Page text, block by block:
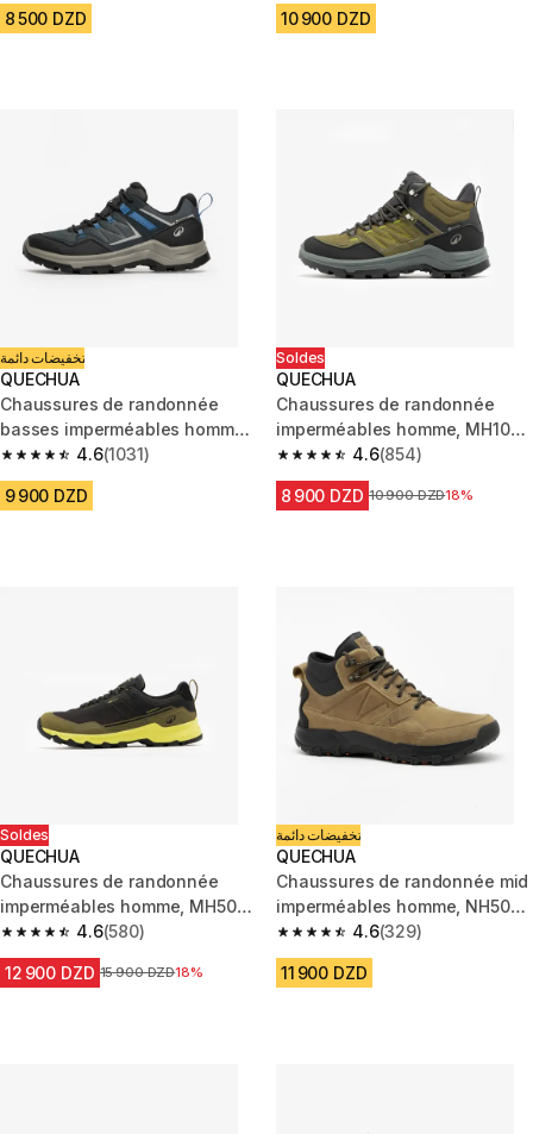
8 500 DZD 10 900 DZD
تخفيضات دائمة
QUECHUA
Chaussures de randonnée
basses imperméables homme,
MH100 gris4.6
4.6 out of 5 stars from 1031 reviews
(1031)
9 900 DZD
Soldes
QUECHUA
Chaussures de randonnée
imperméables homme, MH100
vert
4.6
4.6 out of 5 stars from 854
(854)
8 900 DZD Prix avant la réduction
10 900 DZD18%
Soldes
QUECHUA
Chaussures de randonnée
imperméables homme, MH500
Light
4.6
4.6 out of 5 stars from 580 reviews
(580)
12 900 DZD Prix avant la réduction
15 900 DZD18%
تخفيضات دائمة
QUECHUA
Chaussures de randonnée mid
imperméables homme, NH500
Cuir WP marron
4.6
4.6 out of 5 stars from 329
(329)
11 900 DZD